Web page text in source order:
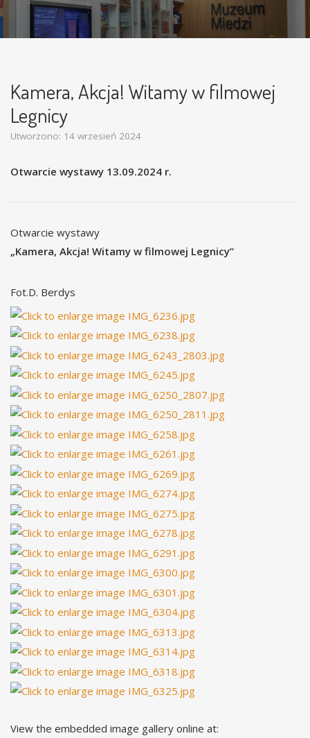
Kamera, Akcja! Witamy w filmowej
Legnicy
Utworzono: 14 wrzesień 2024
Otwarcie wystawy 13.09.2024 r.
Otwarcie wystawy
„Kamera, Akcja! Witamy w filmowej Legnicy”
Fot.D. Berdys
View the embedded image gallery online at: